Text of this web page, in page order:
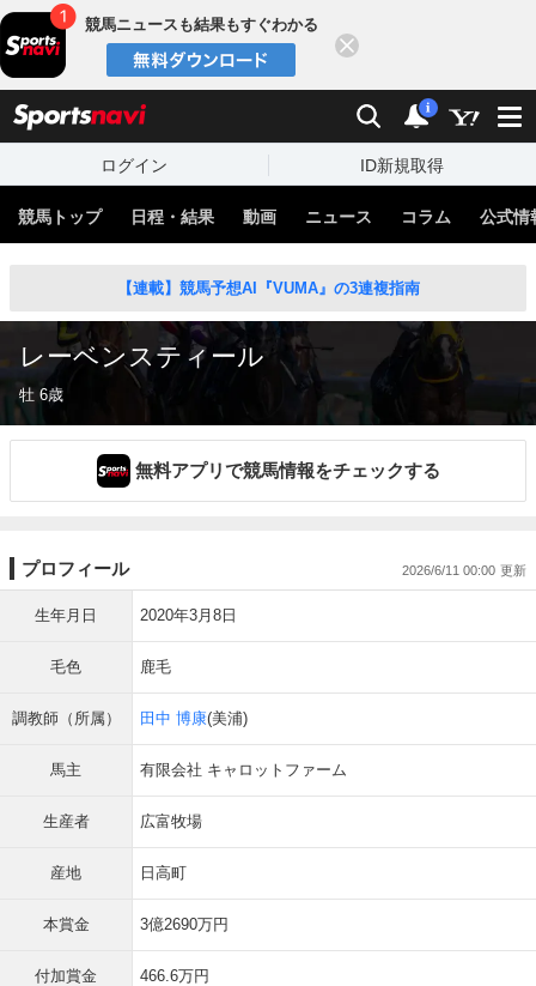
競馬ニュースも結果もすぐわかる
検索 通知
i
ログイン ID新規取得
競馬トップ 日程・結果 動画 ニュース コラム 公式情
【連載】競馬予想AI『VUMA』の3連複指南
レーベンスティール
牡 6歳
無料アプリで競馬情報をチェックする
プロフィール 2026/6/11 00:00
生年月日 2020年3月8日
毛色 鹿毛
調教師（所属） 田中 博康(美浦)
馬主 有限会社 キャロットファーム
生産者 広富牧場
産地 日高町
本賞金 3億2690万円
付加賞金 466.6万円